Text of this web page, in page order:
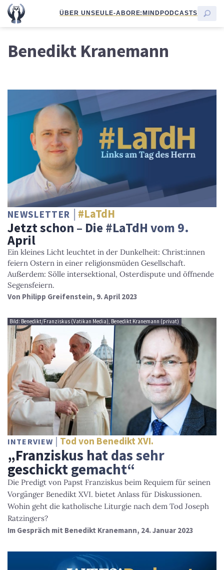
ÜBER UNSEULE-ABORE:MINDPODCASTS
Benedikt Kranemann
NEWSLETTER #LaTdH
Jetzt schon – Die #LaTdH vom 9.
April
Ein kleines Licht leuchtet in der Dunkelheit: Christ:innen
feiern Ostern in einer religionsmüden Gesellschaft.
Außerdem: Sölle intersektional, Osterdispute und öffnende
Segensfeiern.
Von Philipp Greifenstein, 9. April 2023
Bild: Benedikt/Franziskus (Vatikan Media), Benedikt Kranemann (privat)
INTERVIEW Tod von Benedikt XVI.
„Franziskus hat das sehr
geschickt gemacht“
Die Predigt von Papst Franziskus beim Requiem für seinen
Vorgänger Benedikt XVI. bietet Anlass für Diskussionen.
Wohin geht die katholische Liturgie nach dem Tod Joseph
Ratzingers?
Im Gespräch mit Benedikt Kranemann, 24. Januar 2023